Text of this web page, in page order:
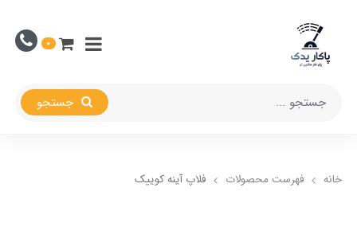
0
خانه فهرست محصولات فلاپ آينه کوییک